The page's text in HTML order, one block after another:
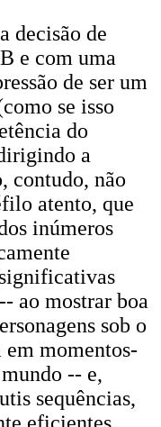
decisão de
e com uma
de ser um
se isso
do
a
contudo, não
atento, que
inúmeros
ao mostrar boa
sob o
em momentos-
-- e,
sequências,